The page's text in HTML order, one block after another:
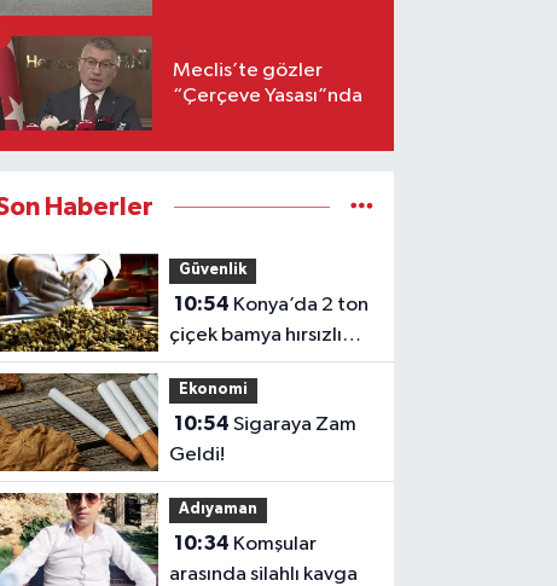
Meclis’te gözler
“Çerçeve Yasası”nda
Haberler
Güvenlik
10:54
çiçek bamya hırsızlığı:
Satın alan 4 kişiye de
dava
Ekonomi
10:54 Sigaraya Zam
Geldi!
Adıyaman
10:34
arasında silahlı kavga